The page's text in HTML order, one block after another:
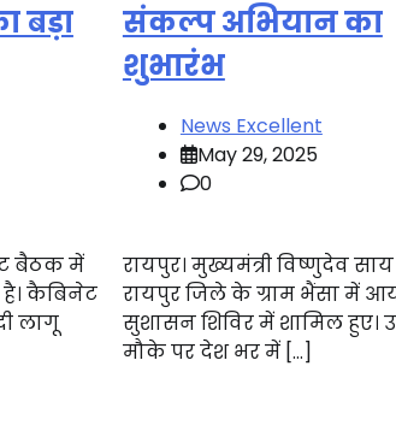
बड़ा
बैठक में
है। कैबिनेट
लागू
संकल्प अभियान का
शुभारंभ
News Excellent
May 29, 2025
0
रायपुर। मुख्यमंत्री विष्णुदेव
रायपुर जिले के ग्राम भैंसा में
सुशासन शिविर में शामिल हुए।
मौके पर देश भर में […]